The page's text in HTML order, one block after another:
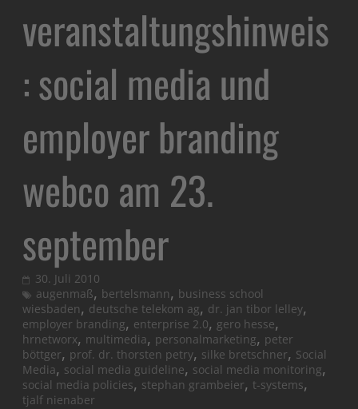
veranstaltungshinweis
: social media und
employer branding
webco am 23.
september
30. Juli 2010
augenmaß, bertelsmann, business school
wiesbaden, deutsche telekom ag, dr. jan tibor lelley,
employer branding, enterprise 2.0, gero hesse,
hrnetworx, multimedia, personalmarketing, peter
böttger, prof. dr. thorsten petry, silke bretschner, Social
Media, social media guideline, social media monitoring,
social media policies, stephan grambeier,t-systems,
tjalf nienaber